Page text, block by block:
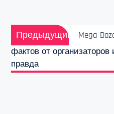
Навигация
по
записям
Предыдущий
запись:
Mega
фактов от
правда